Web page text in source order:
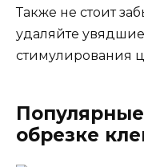
Также не стоит
удаляйте
стимулирования
обрезке